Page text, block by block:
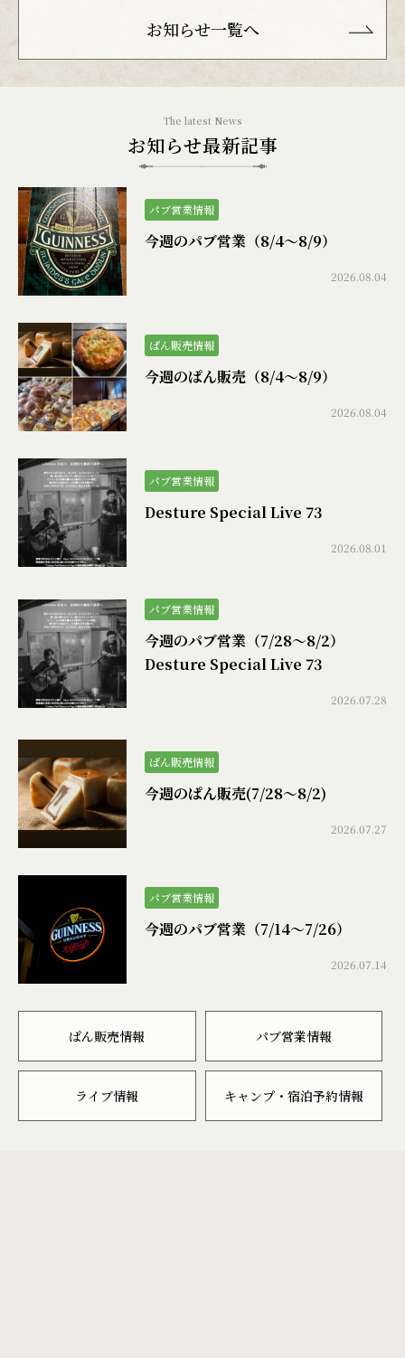
お知らせ一覧へ
お知らせ最新記事
パブ営業情報
今週のパブ営業（8/4〜8/9）
2026.08.04
ぱん販売情報
今週のぱん販売（8/4〜8/9）
2026.08.04
パブ営業情報
Desture Special Live 73
2026.08.01
パブ営業情報
今週のパブ営業（7/28〜8/2）
Desture Special Live 73
2026.07.28
ぱん販売情報
今週のぱん販売(7/28〜8/2)
2026.07.27
パブ営業情報
今週のパブ営業（7/14〜7/26）
2026.07.14
ぱん販売情報 パブ営業情報
ライブ情報 キャンプ・宿泊予約情報